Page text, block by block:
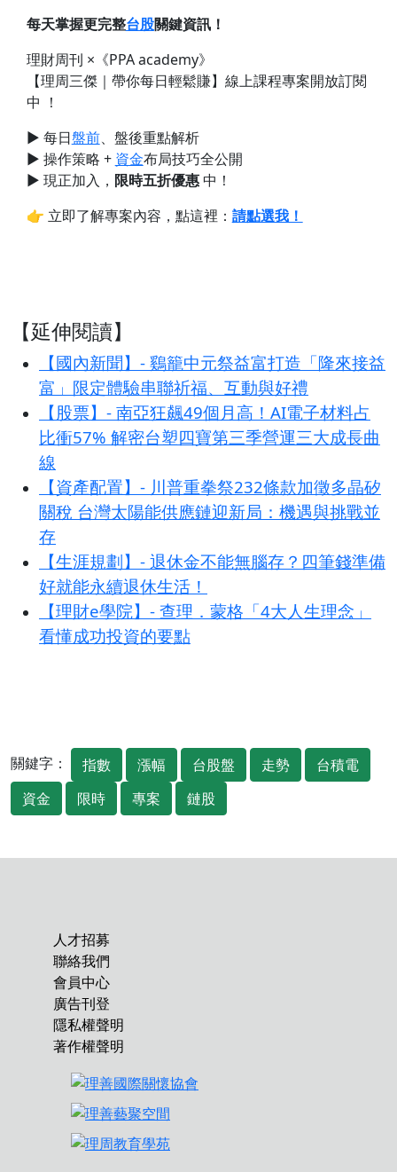
每天掌握更完整台股關鍵資訊！
理財周刊 ×《PPA academy》
【理周三傑｜帶你每日輕鬆賺】線上課程專案開放訂閱
中 ！
► 每日盤前、盤後重點解析
► 操作策略 + 資金布局技巧全公開
► 現正加入， 限時五折優惠中！
👉 立即了解專案內容，點這裡： 請點選我！
【延伸閱讀】
【國內新聞】- 鷄籠中元祭益富打造「隆來接益
富」限定體驗串聯祈福、互動與好禮
【股票】- 南亞狂飆49個月高！AI電子材料占
比衝57% 解密台塑四寶第三季營運三大成長曲
線
【資產配置】- 川普重拳祭232條款加徵多晶矽
關稅 台灣太陽能供應鏈迎新局：機遇與挑戰並
存
【生涯規劃】- 退休金不能無腦存？四筆錢準備
好就能永續退休生活！
【理財e學院】- 查理．蒙格「4大人生理念」
看懂成功投資的要點
關鍵字： 指數 漲幅 台股盤 走勢
台積電
資金
限時 專案 鏈股
人才招募
聯絡我們
會員中心
廣告刊登
隱私權聲明
著作權聲明